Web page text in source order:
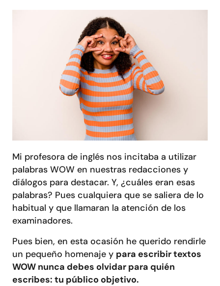
Mi profesora de inglés nos incitaba a utilizar
palabras WOW en nuestras redacciones y
diálogos para destacar. Y, ¿cuáles eran esas
palabras? Pues cualquiera que se saliera de lo
habitual y que llamaran la atención de los
examinadores.
Pues bien, en esta ocasión he querido rendirle
un pequeño homenaje y para escribir textos
WOW nunca debes olvidar para quién
escribes: tu público objetivo.